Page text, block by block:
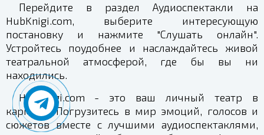
Перейдите в раздел Аудиоспектакли на
HubKnigi.com, выберите интересующую
постановку и нажмите "Слушать онлайн".
Устройтесь поудобнее и наслаждайтесь живой
театральной атмосферой, где бы вы ни
находились.
HubKnigi.com - это ваш личный театр в
кармане. Погрузитесь в мир эмоций, голосов и
сюжетов вместе с лучшими аудиоспектаклями,